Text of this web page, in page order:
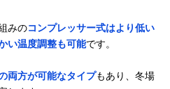
みのコンプレッサー式はより低い
い温度調整も可能です。
両方が可能なタイプもあり、冬場